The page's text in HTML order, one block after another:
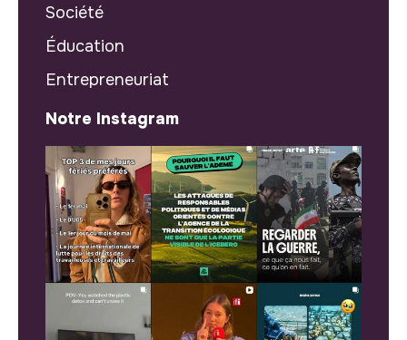
Société
Éducation
Entrepreneuriat
Notre Instagram